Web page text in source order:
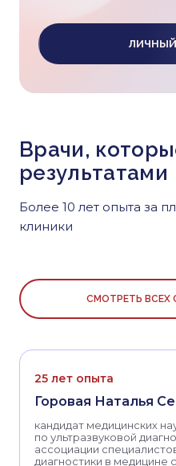
Врачи,
результатами
Более 10 лет опыта за
клиники
СМОТРЕТЬ
25 лет опыта
Горовая Наталья
кандидат медицинских
по ультразвуковой
ассоциации
диагностики в медицине